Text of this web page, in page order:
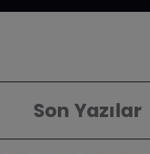
Son Yazılar